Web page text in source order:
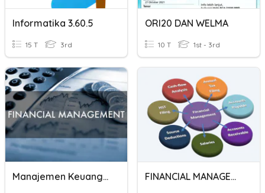
Informatika 3.60.5
15 T 3rd
ORI20 DAN WELMA
10 T 1st - 3rd
Manajemen Keuangan II (kuis Ke 2) FINANCIAL MANAGEMENT